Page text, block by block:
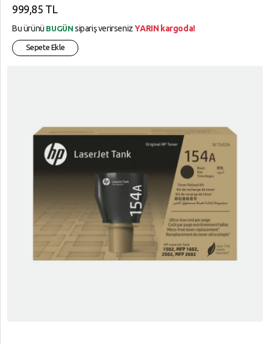
999,85 TL
Bu ürünü BUGÜN sipariş verirsenizYARIN kargoda!
Sepete Ekle